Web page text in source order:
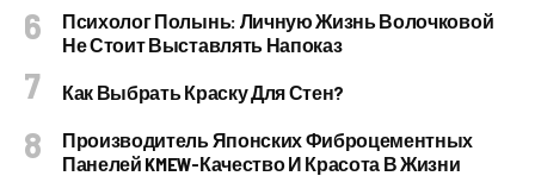
Психолог Полынь: Личную Жизнь Волочковой
Не Стоит Выставлять Напоказ
Как Выбрать Краску Для Стен?
Производитель Японских Фиброцементных
Панелей KMEW-Качество И Красота В Жизни